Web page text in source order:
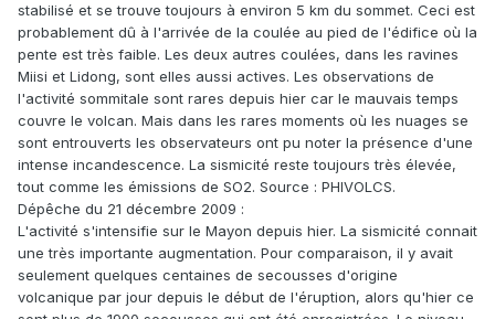
stabilisé et se trouve toujours à environ 5 km du sommet. Ceci est
probablement dû à l'arrivée de la coulée au pied de l'édifice où la
pente est très faible. Les deux autres coulées, dans les ravines
Miisi et Lidong, sont elles aussi actives. Les observations de
l'activité sommitale sont rares depuis hier car le mauvais temps
couvre le volcan. Mais dans les rares moments où les nuages se
sont entrouverts les observateurs ont pu noter la présence d'une
intense incandescence. La sismicité reste toujours très élevée,
tout comme les émissions de SO2. Source : PHIVOLCS.
Dépêche du 21 décembre 2009 :
L'activité s'intensifie sur le Mayon depuis hier. La sismicité connait
une très importante augmentation. Pour comparaison, il y avait
seulement quelques centaines de secousses d'origine
volcanique par jour depuis le début de l'éruption, alors qu'hier ce